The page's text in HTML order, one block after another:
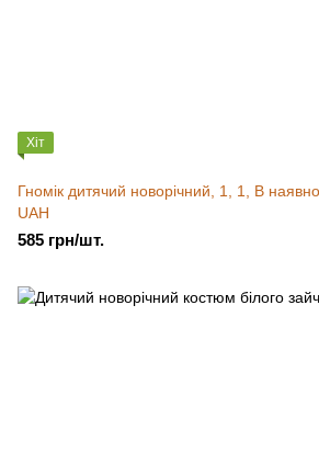
Хіт
Гномік дитячий новорічний, 1, 1, В
UAH
585 грн/шт.